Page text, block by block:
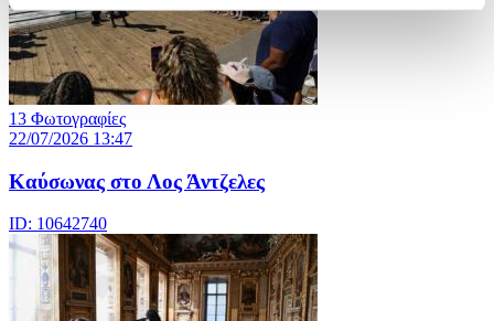
13 Φωτογραφίες
22/07/2026 13:47
Καύσωνας στο Λος Άντζελες
ID: 10642740